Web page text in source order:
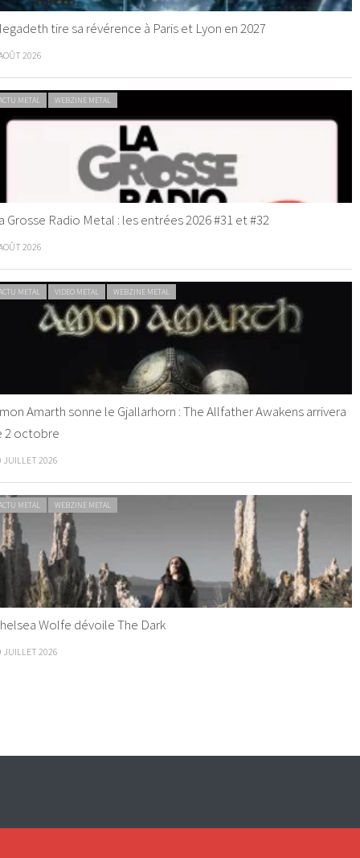
tire sa révérence à Paris et Lyon en 2027
2026
METAL WEBZINE METAL
Grosse Radio Metal : les entrées 2026 #31 et #32
2026
METAL VIDEO METAL WEBZINE METAL
Amarth sonne le Gjallarhorn : The Allfather Awakens arrivera
2 octobre
JUILLET 2026
METAL WEBZINE METAL
Wolfe dévoile The Dark
JUILLET 2026